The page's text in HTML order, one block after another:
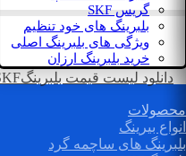
گریس SKF
بلبرینگ های خود تنظیم
ویژگی های بلبرینگ اصلی
خرید بلبرینگ ارزان
دانلود لیست قیمت بلبرینگSKF
محصولات
انواع بیرینگ
بلبرینگ های ساچمه گرد